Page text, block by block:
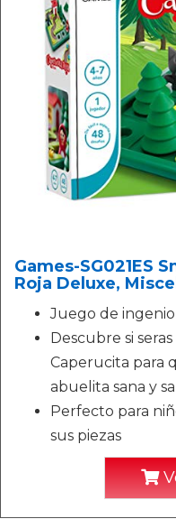
Games-SG021ES
Roja Deluxe,
Juego de ingenio
Descubre si
Caperucita para
abuelita sana y
Perfecto para
sus piezas